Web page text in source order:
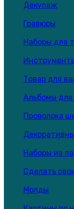
Декупаж
Гравюры
Наборы для
Товар для
Альбомы для
Проволока
Наборы из
Сделать
Молды